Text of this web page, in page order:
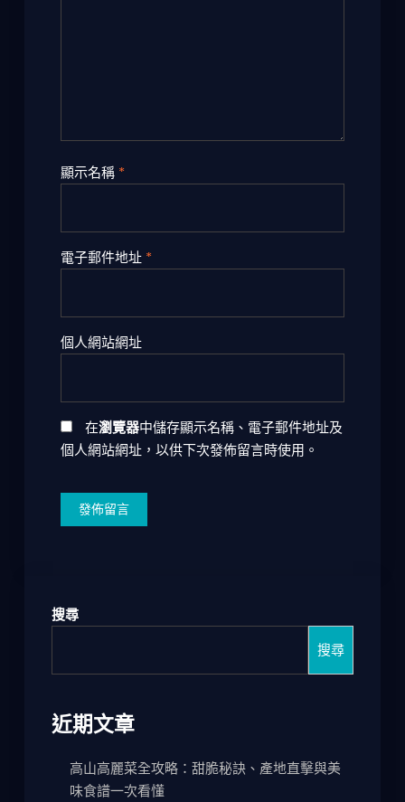
顯示名稱 *
電子郵件地址 *
個人網站網址
在瀏覽器中儲存顯示名稱、電子郵件地址及
個人網站網址，以供下次發佈留言時使用。
搜尋
搜尋
近期文章
高山高麗菜全攻略：甜脆秘訣、產地直擊與美
味食譜一次看懂